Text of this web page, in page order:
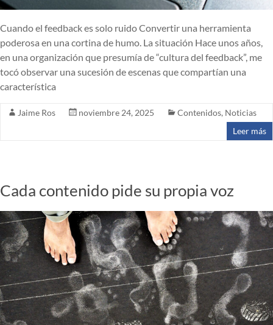
Cuando el feedback es solo ruido Convertir una herramienta
poderosa en una cortina de humo. La situación Hace unos años,
en una organización que presumía de “cultura del feedback”, me
tocó observar una sucesión de escenas que compartían una
característica
Jaime Ros noviembre 24, 2025 Contenidos, Noticias
Leer más
Cada contenido pide su propia voz